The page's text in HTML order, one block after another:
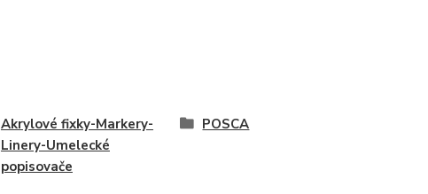
Akrylové fixky-Markery-
Linery-Umelecké
popisovače
POSCA